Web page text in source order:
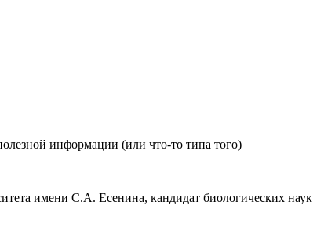
информации (или что-то типа того)
имени С.А. Есенина, кандидат биологических